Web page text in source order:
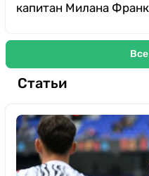
капитан Милана
Статьи